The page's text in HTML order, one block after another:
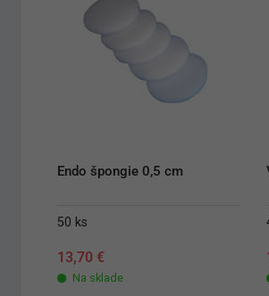
Endo špongie 0,5 cm
50 ks
13,70 €
Na sklade